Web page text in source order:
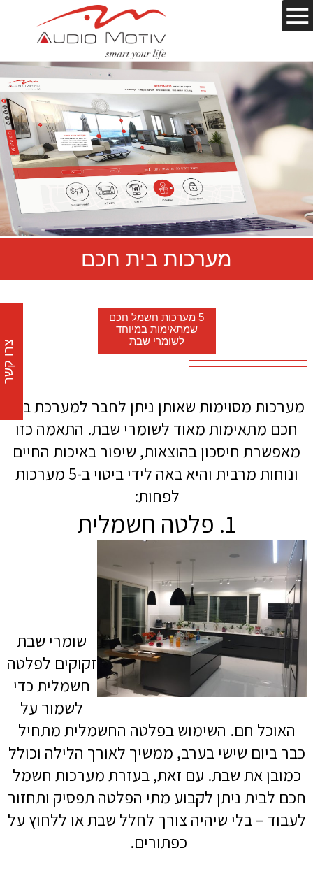
מערכות בית חכם
5 מערכות חשמל חכם
שמתאימות במיוחד
לשומרי שבת
מערכות מסוימות שאותן ניתן לחבר למערכת בית
חכם מתאימות מאוד לשומרי שבת. התאמה כזו
מאפשרת חיסכון בהוצאות, שיפור באיכות החיים
ונוחות מרבית והיא באה לידי ביטוי ב-5 מערכות
לפחות:
1. פלטה חשמלית
שומרי שבת
זקוקים לפלטה
חשמלית כדי
לשמור על
האוכל חם. השימוש בפלטה החשמלית מתחיל
כבר ביום שישי בערב, ממשיך לאורך הלילה וכולל
כמובן את שבת. עם זאת, בעזרת מערכות חשמל
חכם לבית ניתן לקבוע מתי הפלטה תפסיק ותחזור
לעבוד – בלי שיהיה צורך לחלל שבת או ללחוץ על
כפתורים.
צרו קשר